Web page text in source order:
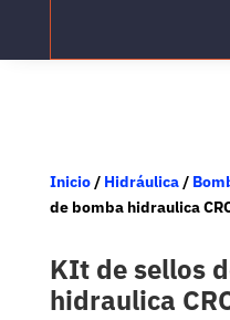
Inicio/ Hidráulica/
de bomba hidraulica
KIt de sellos
hidraulica